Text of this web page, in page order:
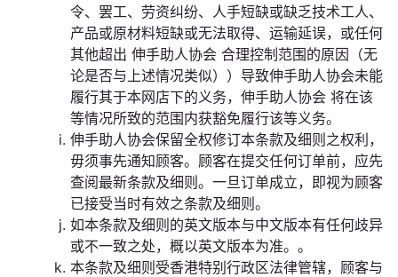
令、罢工、劳资纠纷、人手短缺或缺乏技术工人、
产品或原材料短缺或无法取得、运输延误，或任何
其他超出 伸手助人协会 合理控制范围的原因（无
论是否与上述情况类似））导致伸手助人协会未能
履行其于本网店下的义务，伸手助人协会 将在该
等情况所致的范围内获豁免履行该等义务。
伸手助人协会保留全权修订本条款及细则之权利，
毋须事先通知顾客。顾客在提交任何订单前，应先
查阅最新条款及细则。一旦订单成立，即视为顾客
已接受当时有效之条款及细则。
如本条款及细则的英文版本与中文版本有任何歧异
或不一致之处，概以英文版本为准。。
本条款及细则受香港特别行政区法律管辖，顾客与